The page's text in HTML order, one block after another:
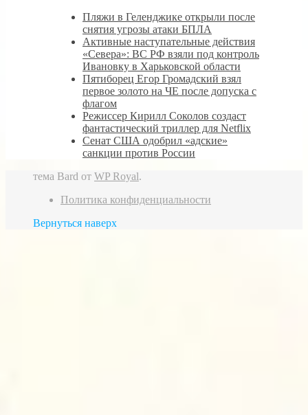
Пляжи в Геленджике открыли после
снятия угрозы атаки БПЛА
Активные наступательные действия
«Севера»: ВС РФ взяли под контроль
Ивановку в Харьковской области
Пятиборец Егор Громадский взял
первое золото на ЧЕ после допуска с
флагом
Режиссер Кирилл Соколов создаст
фантастический триллер для Netflix
Сенат США одобрил «адские»
санкции против России
тема Bard от WP Royal.
Политика конфиденциальности
Вернуться наверх